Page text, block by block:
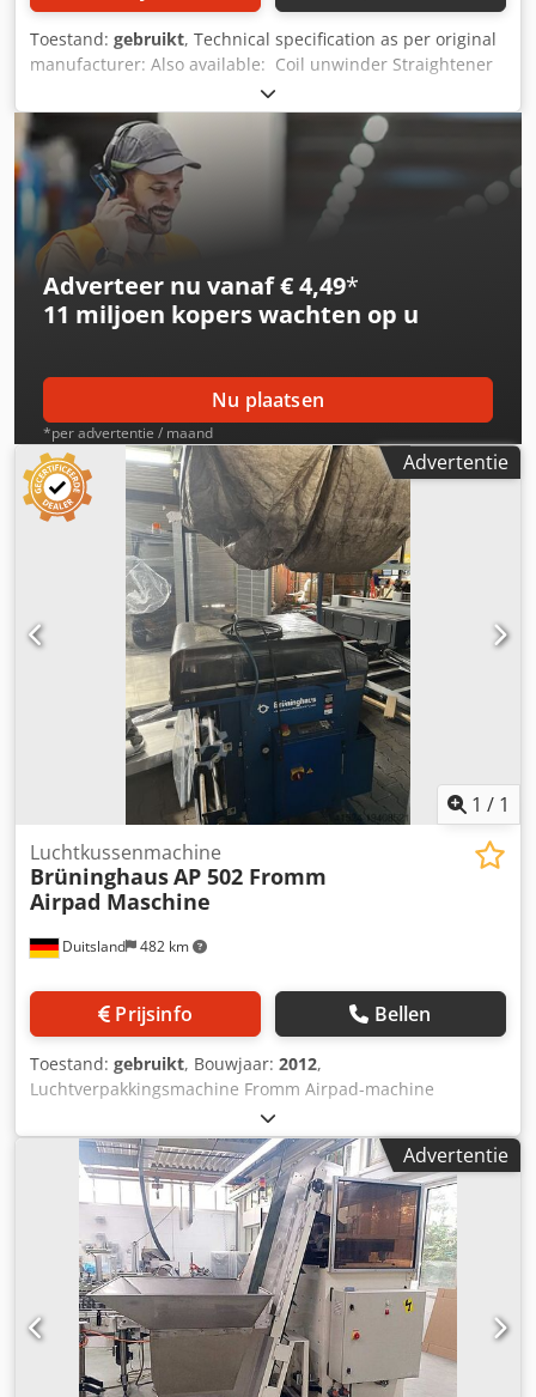
Toestand: gebruikt, Technical specification as per original
manufacturer: Also available: Coil unwinder Straightener
Littell cutter Exit station for disqualified material Stacker A
Stacker B LTG bundle turner Technical details: Dkjdpfx
Asyzbdmjkqjr Max sheet length: 1200 mm Max. sheet
width: 1020 mm Min. sheet width: 610 mm Sheet
thickness range: 0.13 mm – 0.50 mm Max. coil weight: 13.5
tons Max. pallet stack weight: 2.5 tons Production capacity:
up to 100 - 120 meters per min.
Adverteer nu vanaf € 4,49*
11 miljoen koperswachten op u
Nu plaatsen
*per advertentie / maand
Advertentie
1 / 1
Duitsland 482 km
Luchtkussenmachine
BrüninghausAP 502 Fromm
Airpad Maschine
Prijsinfo Bellen
Toestand: gebruikt, Bouwjaar: 2012,
Luchtverpakkingsmachine Fromm Airpad-machine
Fabrikant: Brüninghaus Type: AP 502 Bouwjaar: ca. 2012
Foliemateriaal: PA/PE-composietfolie of Polyethyleenfolie
(100% recyclebaar) Persluchtaansluiting: NW 10/4 – 8 bar;
max. 82 Nl/min (tijdens de kussenvulling): max. 3,5
Nl/cyclus Vermogen: 25 – 49 cycli/min. (afhankelijk van het
folietype en de kussengrootte) Elektrische aansluiting: 230
VAC; 50/60 Hz; 16 A; 2,0 kVA Afmetingen: (lxbxh) 1.600 x 767
x 1.292 mm Gewicht: 230 kg Accessoires / speciale
uitrusting: Dsdpswulylsfx Akqekr • Opgeslagen
programma’s voor verschillende kussengroottes •
Programmawisseling gebeurt met een druk op de knop •
Van 4 cm tot 16 cm lengte kan individueel worden
Advertentie